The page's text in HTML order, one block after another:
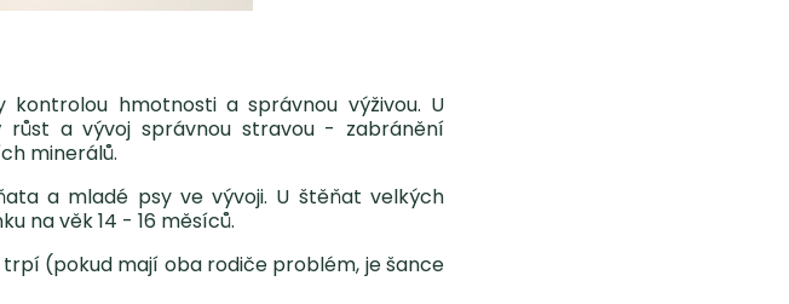
hmotnosti a správnou výživou. U
a vývoj správnou stravou - zabránění
minerálů.
a mladé psy ve vývoji. U štěňat velkých
na věk 14 - 16 měsíců.
(pokud mají oba rodiče problém, je šance